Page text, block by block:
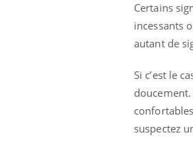
Certains
incessants
autant de
Si c’est le
suspectez